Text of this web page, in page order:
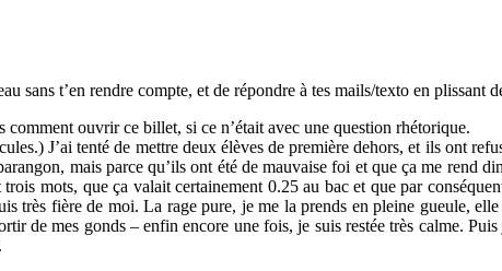
sans t’en rendre compte, et de répondre à tes mails/texto en
comment ouvrir ce billet, si ce n’était avec une question rhétorique.
J’ai tenté de mettre deux élèves de première dehors, et ils ont
mais parce qu’ils ont été de mauvaise foi et que ça me rend
mots, que ça valait certainement 0.25 au bac et que par
très fière de moi. La rage pure, je me la prends en pleine gueule,
de mes gonds – enfin encore une fois, je suis restée très calme.